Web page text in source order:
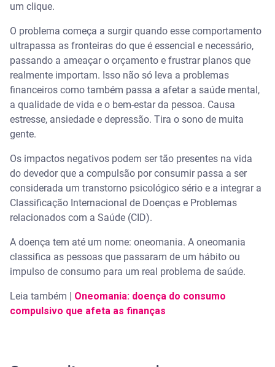
Serasa Crédito
Serasa Premium
Carteira Digital
um clique.
O problema começa a surgir quando esse comportamento
ultrapassa as fronteiras do que é essencial e necessário,
passando a ameaçar o orçamento e frustrar planos que
realmente importam. Isso não só leva a problemas
financeiros como também passa a afetar a saúde mental,
a qualidade de vida e o bem-estar da pessoa. Causa
estresse, ansiedade e depressão. Tira o sono de muita
gente.
Os impactos negativos podem ser tão presentes na vida
do devedor que a compulsão por consumir passa a ser
considerada um transtorno psicológico sério e a integrar a
Classificação Internacional de Doenças e Problemas
relacionados com a Saúde (CID).
A doença tem até um nome: oneomania. A oneomania
classifica as pessoas que passaram de um hábito ou
impulso de consumo para um real problema de saúde.
Leia também | Oneomania: doença do consumo
compulsivo que afeta as finanças